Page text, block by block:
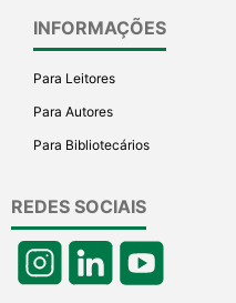
INFORMAÇÕES
Para Leitores
Para Autores
Para Bibliotecários
REDES SOCIAIS